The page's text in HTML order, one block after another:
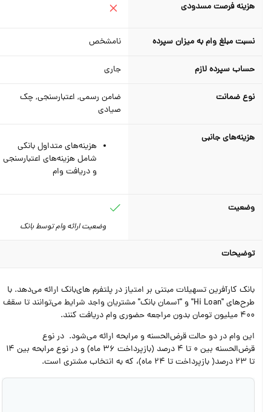
هزینه فرصت مسدودی
نسبت مبلغ وام به میزان سپرده نامشخص
حساب سپرده لازم جاری
نوع ضمانت
ضامن رسمی, اعتبارسنجی, چک
صیادی
هزینه‌های جانبی
هزینه‌های متداول بانکی
شامل هزینه‌های اعتبارسنجی
و دریافت وام
وضعیت
وضعیت ارائه وام توسط بانک
توضیحات
بانک کارآفرین تسهیلات مبتنی بر امتیاز در پلتفرم های‌بانک ارائه می‌دهد. با
طرح‌های "Hi Loan" و "آسمان بانک" مشتریان واجد شرایط می‌توانند تا سقف
این وام در دو حالت قرض‌الحسنه و مرابحه ارائه می‌شود. در نوع
قرض‌الحسنه بین 0 تا 4 درصد (بازپرداخت 36 ماه) و در نوع مرابحه بین 14